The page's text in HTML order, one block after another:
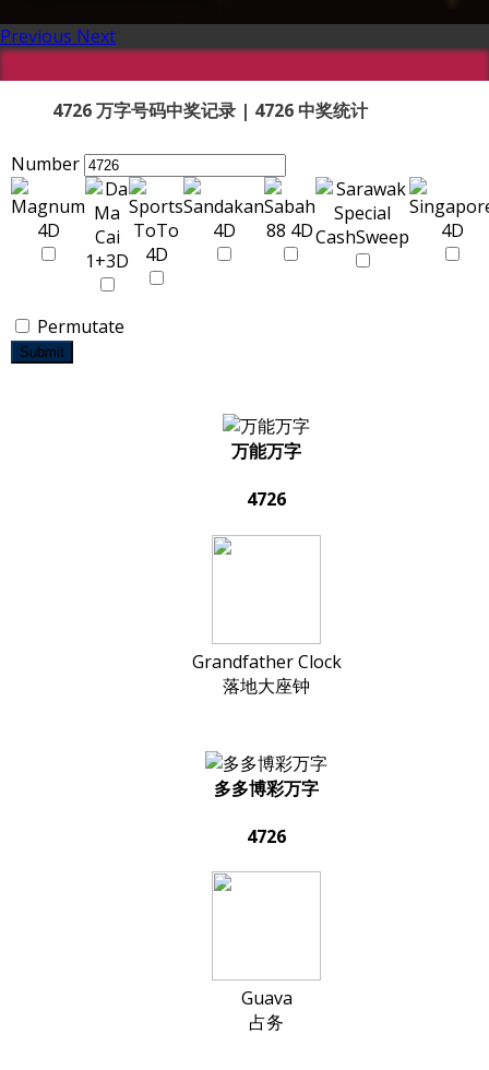
Previous Next
4726 万字号码中奖记录 | 4726 中奖统计
Number
Permutate
Submit
万能万字
4726
Grandfather Clock
落地大座钟
多多博彩万字
4726
Guava
占务